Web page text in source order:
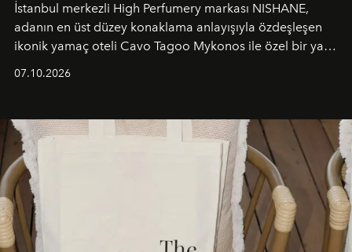
İstanbul merkezli High Perfumery markası NISHANE,
adanın en üst düzey konaklama anlayışıyla özdeşleşen
ikonik yamaç oteli Cavo Tagoo Mykonos ile özel bir yaz
buluşturarak markanın Cavo Tagoo’daki varlığını
sürükleyici ve mevsime özel bir deneyime dönüştürüyor.
07.10.2026